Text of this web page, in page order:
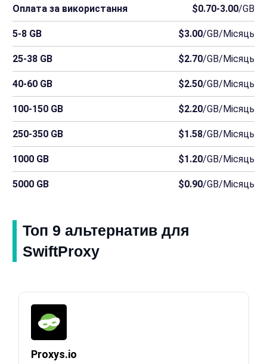
Оплата за використання $0.70-3.00/GB
5-8 GB $3.00/GB/Місяць
25-38 GB $2.70/GB/Місяць
40-60 GB $2.50/GB/Місяць
100-150 GB $2.20/GB/Місяць
250-350 GB $1.58/GB/Місяць
1000 GB $1.20/GB/Місяць
5000 GB $0.90/GB/Місяць
Топ 9 альтернатив для
SwiftProxy
Proxys.io